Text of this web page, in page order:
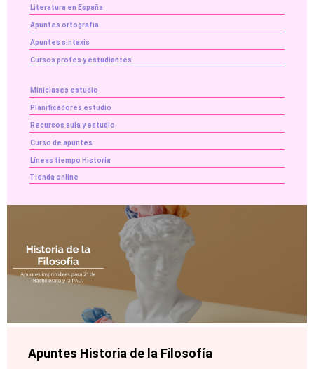
Literatura en España
Apuntes ortografía
Apuntes sintaxis
Cursos profes y estudiantes
Miniclases estudio
Planificadores estudio
Recursos aula y estudio
Curso de apuntes
Líneas tiempo Historia
Tienda online
Apuntes Historia de la Filosofía